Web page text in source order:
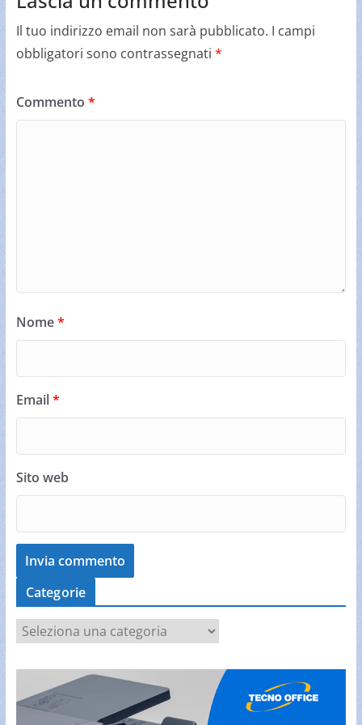
Il tuo indirizzo email non sarà pubblicato. I campi
obbligatori sono contrassegnati *
Commento *
Nome*
Email*
Sito web
Categorie
a
t
g